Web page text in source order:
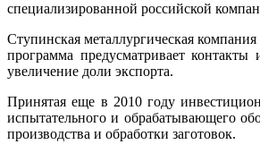
специализированной российской
Ступинская металлургическая
программа предусматривает
увеличение доли экспорта.
Принятая еще в 2010 году
испытательного и обрабатывающего
производства и обработки заготовок.